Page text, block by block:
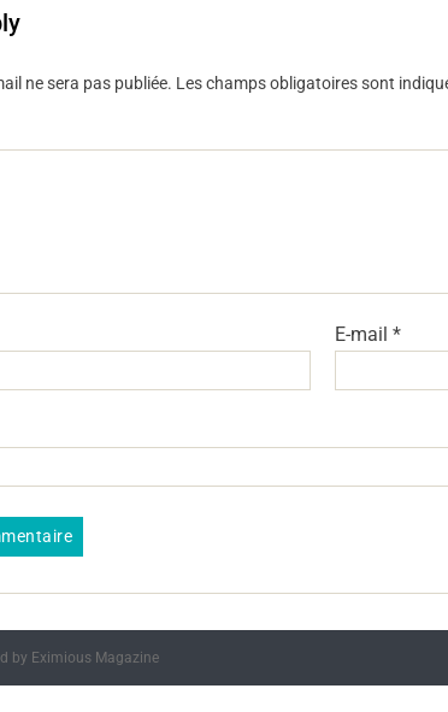
ne sera pas publiée. Les champs obligatoires sont
E-mail*
by Eximious Magazine